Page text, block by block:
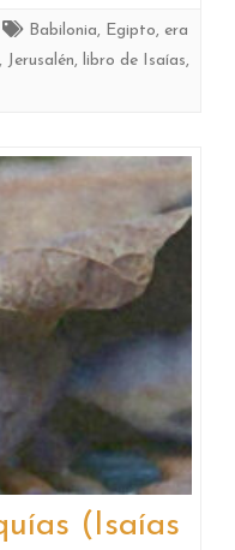
Babilonia, Egipto, era
, Jerusalén, libro de Isaías,
(Isaías